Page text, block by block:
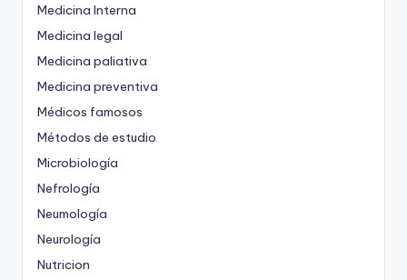
Medicina Interna
Medicina legal
Medicina paliativa
Medicina preventiva
Médicos famosos
Métodos de estudio
Microbiología
Nefrología
Neumología
Neurología
Nutricion